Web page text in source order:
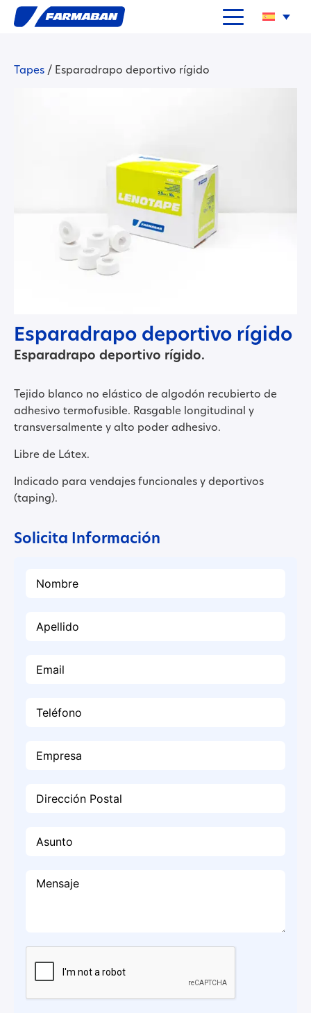
Tapes / Esparadrapo deportivo rígido
Esparadrapo deportivo rígido
Esparadrapo deportivo rígido.
Tejido blanco no elástico de algodón recubierto de
adhesivo termofusible. Rasgable longitudinal y
transversalmente y alto poder adhesivo.
Libre de Látex.
Indicado para vendajes funcionales y deportivos
(taping).
Solicita Información